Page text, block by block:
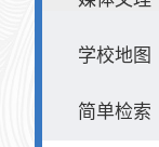
学校地图
简单检索